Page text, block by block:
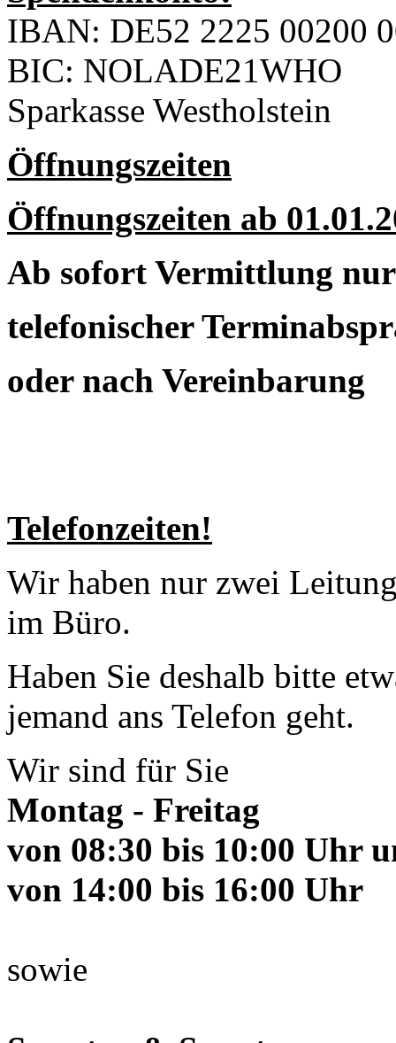
IBAN: DE52 2225 00200
BIC: NOLADE21WHO
Sparkasse Westholstein
Öffnungszeiten
Öffnungszeiten ab
Ab sofort Vermittlung
telefonischer
oder nach Vereinbarung
Telefonzeiten!
Wir haben nur zwei
im Büro.
Haben Sie deshalb bitte
jemand ans Telefon geht.
Wir sind für Sie
Montag - Freitag
von 08:30 bis 10:00 Uhr
von 14:00 bis 16:00 Uhr
sowie